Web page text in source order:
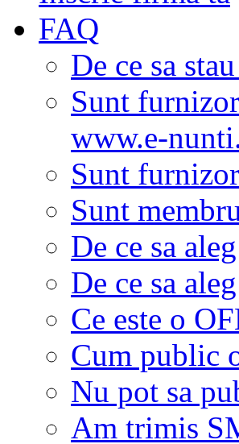
FAQ
De ce sa
Sunt
www.e-
Sunt
Sunt
De ce sa
De ce sa
Ce este o
Cum public
Nu pot sa
Am trimis